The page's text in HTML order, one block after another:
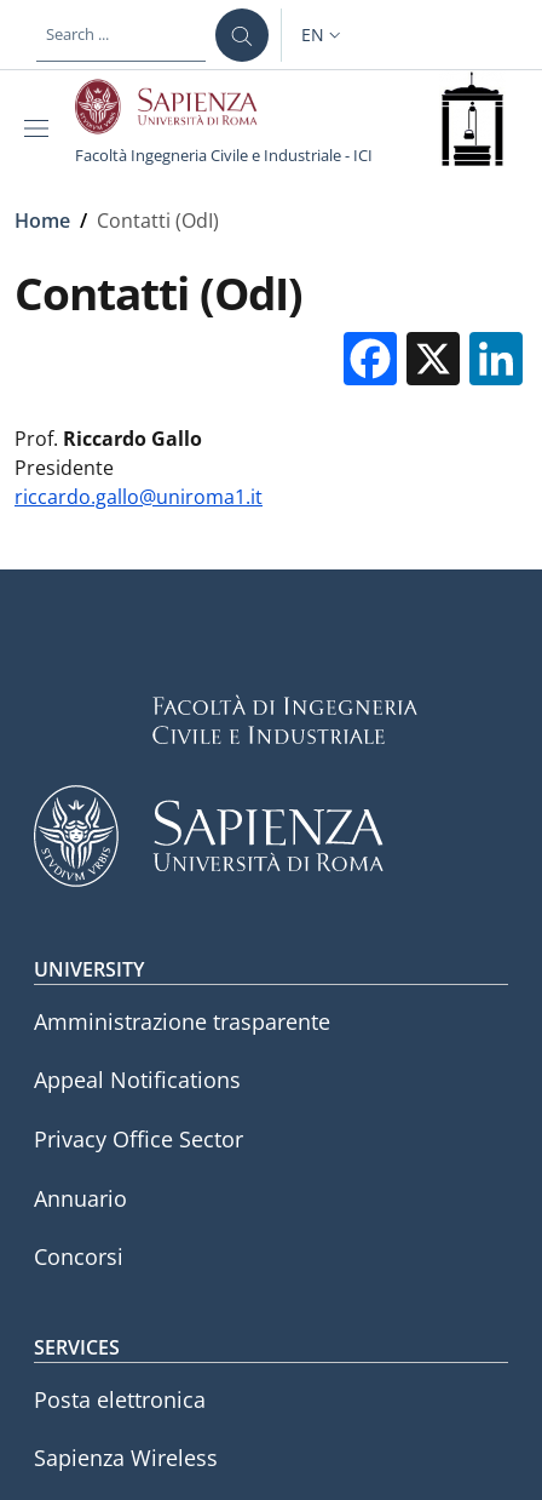
LANGUAGE SWITCHER:
EN
Facoltà Ingegneria Civile e Industriale - ICI
Breadcrumb
Home / Contatti (OdI)
Contatti (OdI)
X
Prof. Riccardo Gallo
Presidente
riccardo.gallo@uniroma1.it
Footer menu
UNIVERSITY
Amministrazione trasparente
Appeal Notifications
Privacy Office Sector
Annuario
Concorsi
SERVICES
Posta elettronica
Sapienza Wireless